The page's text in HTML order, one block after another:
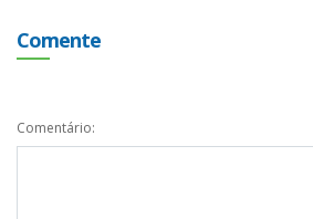
Comente
Comentário: